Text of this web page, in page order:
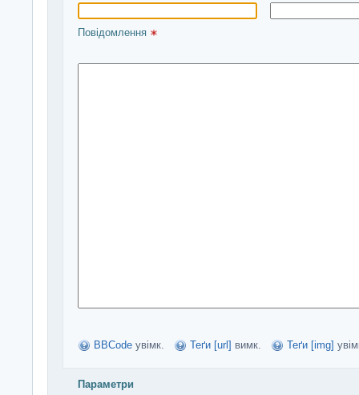
Повідомлення
BBCode увімк. Теґи [url] вимк. Теґи [img]
Параметри